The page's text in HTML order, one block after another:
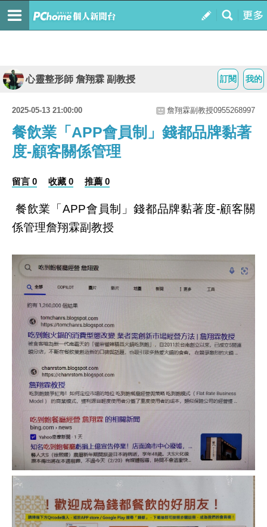
我的
訂閱
心靈整形師 詹翔霖 副教授
2025-05-13 21:00:00 詹翔霖副教授0955268997
餐飲業「APP會員制」錢都品牌黏著
度-顧客關係管理
留言 0 收藏 0 推薦 0
餐飲業「APP會員制」錢都品牌黏著度-顧客關
係管理詹翔霖副教授